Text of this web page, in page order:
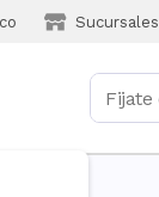
Sucursales